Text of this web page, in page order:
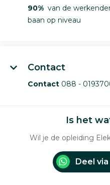
90% van de
baan op niveau
Contact
Contact 088 -
Is het
Wil je de opleiding
Deel